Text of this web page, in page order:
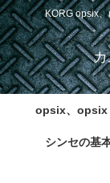
KORG opsix
opsix、opsix
シンセの基